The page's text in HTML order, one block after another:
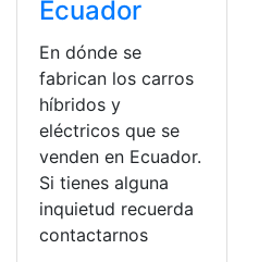
Ecuador
En dónde se
fabrican los carros
híbridos y
eléctricos que se
venden en Ecuador.
Si tienes alguna
inquietud recuerda
contactarnos